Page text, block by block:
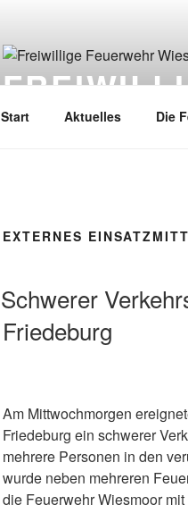
Start Aktuelles Die
EXTERNES
Schwerer
Friedeburg
Am Mittwochmorgen
Friedeburg ein schwerer
mehrere Personen in den
wurde neben mehreren
die Feuerwehr Wiesmoor